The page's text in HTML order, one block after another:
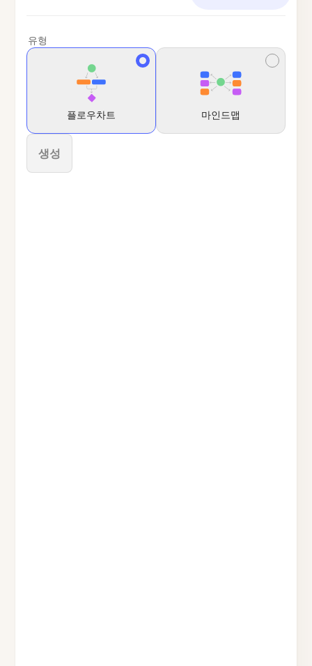
유형
플로우차트 마인드맵
생성